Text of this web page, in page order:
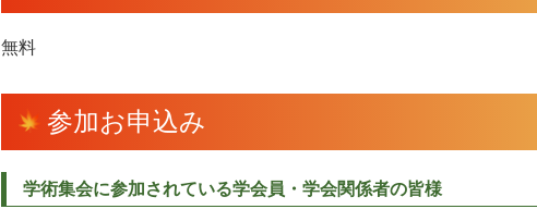
無料
参加お申込み
学術集会に参加されている学会員・学会関係者の皆様